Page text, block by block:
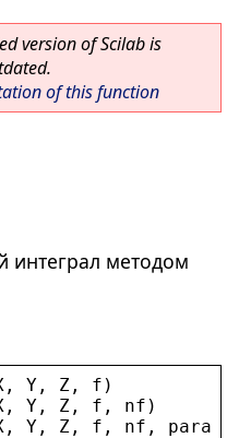
version of Scilab is
of this function
интеграл методом
, Y , Z , f )
, Y , Z , f , nf )
, Y , Z , f , nf ,